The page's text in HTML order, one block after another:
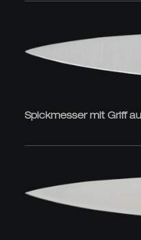
Spickmesser mit Griff